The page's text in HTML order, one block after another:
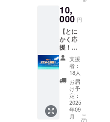
表示：
特にな
し
・当店
のイラ
スト
レー
ターが
デザイ
ンした
奄美の
生き物
が描か
れたド
リップ
パック
・クラ
ファン
10,
000 円
【とに
かく応
援！・
10000
円】 感
謝の気
持ちを
込め
て、
オー
ナーか
らお礼
支援
者：
18人
お届
け予
定：
2025
年09
月
こ
の